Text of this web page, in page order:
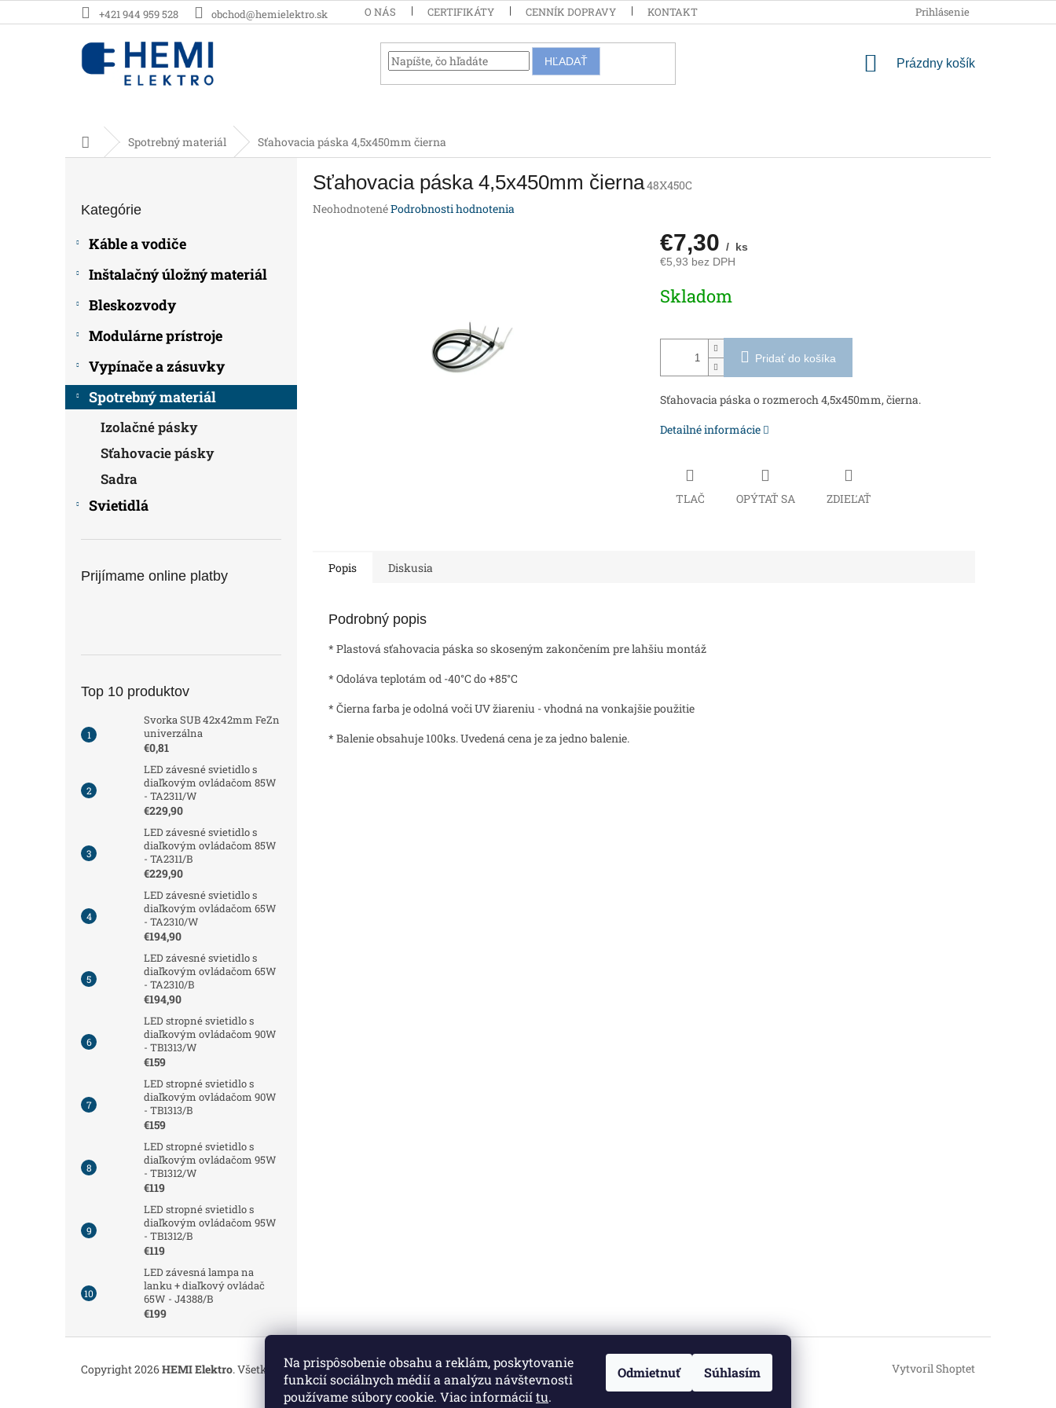
Na prispôsobenie obsahu a reklám, poskytovanie
funkcií sociálnych médií a analýzu návštevnosti
používame súbory cookie. Viac informáciítu.
Odmietnuť Súhlasím
na
+421 944 959 528 obchod@hemielektro.sk O NÁS CERTIFIKÁTY CENNÍK DOPRAVY KONTAKT PODMIENKY OCHRANY
Prihlásenie
HĽADAŤ
NÁKUPNÝ
Prázdny košík
DomovSpotrebný materiál Sťahovacia páska 4,5x450mm čierna
kategórie
Kategórie
Káble a vodiče
Inštalačný úložný materiál
Bleskozvody
Modulárne prístroje
Vypínače a zásuvky
Spotrebný materiál
Izolačné pásky
Sťahovacie pásky
Sadra
Svietidlá
Prijímame online platby
Top 10 produktov
Svorka SUB 42x42mm FeZn
univerzálna
€0,81
LED závesné svietidlo s
diaľkovým ovládačom 85W
- TA2311/W
€229,90
LED závesné svietidlo s
diaľkovým ovládačom 85W
- TA2311/B
€229,90
LED závesné svietidlo s
diaľkovým ovládačom 65W
- TA2310/W
€194,90
LED závesné svietidlo s
diaľkovým ovládačom 65W
- TA2310/B
€194,90
LED stropné svietidlo s
diaľkovým ovládačom 90W
- TB1313/W
€159
LED stropné svietidlo s
diaľkovým ovládačom 90W
- TB1313/B
€159
LED stropné svietidlo s
diaľkovým ovládačom 95W
- TB1312/W
€119
LED stropné svietidlo s
diaľkovým ovládačom 95W
- TB1312/B
€119
LED závesná lampa na
lanku + diaľkový ovládač
65W - J4388/B
€199
Sťahovacia páska 4,5x450mm čierna48X450C
Priemerné
NeohodnotenéPodrobnosti hodnotenia
€7,30 / ks
€5,93 bez DPH
cena:
Skladom
Pridať do košíka
Sťahovacia páska o rozmeroch 4,5x450mm, čierna.
Detailné informácie
TLAČ OPÝTAŤ SA ZDIEĽAŤ
Popis Diskusia
Podrobný popis
* Plastová sťahovacia páska so skoseným zakončením pre lahšiu montáž
* Odoláva teplotám od -40°C do +85°C
* Čierna farba je odolná voči UV žiareniu - vhodná na vonkajšie použitie
* Balenie obsahuje 100ks. Uvedená cena je za jedno balenie.
Vytvoril Shoptet
Copyright 2026HEMI Elektro. Všetky práva vyhradené.Upraviť nastavenie cookies